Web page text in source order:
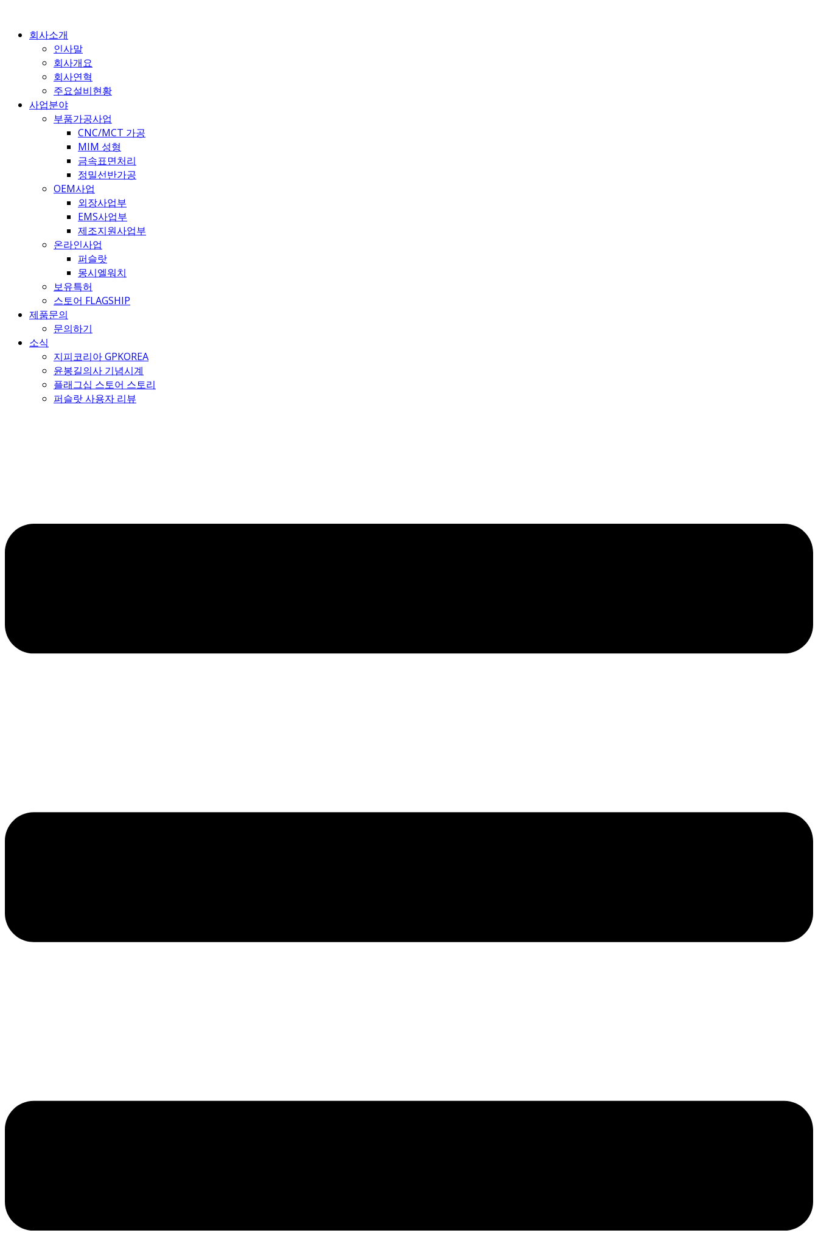
회사소개
인사말
회사개요
회사연혁
주요설비현황
사업분야
부품가공사업
CNC/MCT 가공
MIM 성형
금속표면처리
정밀선반가공
OEM사업
외장사업부
EMS사업부
제조지원사업부
온라인사업
퍼슬랏
몽시엘워치
보유특허
스토어 FLAGSHIP
제품문의
문의하기
소식
지피코리아 GPKOREA
윤봉길의사 기념시계
플래그십 스토어 스토리
퍼슬랏 사용자 리뷰